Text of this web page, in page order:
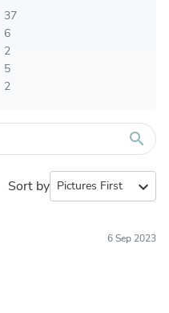
37
6
2
5
2
search
Sort by expand_more
6 Sep 2023